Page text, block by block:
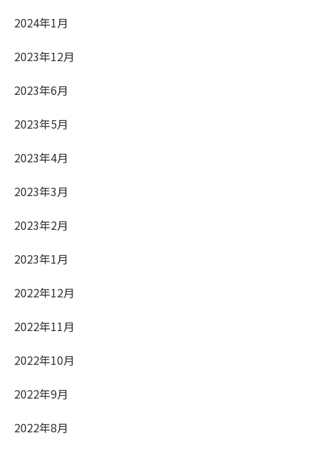
2024年1月
2023年12月
2023年6月
2023年5月
2023年4月
2023年3月
2023年2月
2023年1月
2022年12月
2022年11月
2022年10月
2022年9月
2022年8月